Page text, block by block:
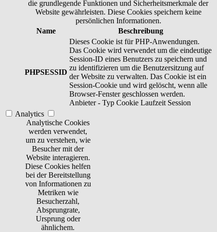
die grundlegende Funktionen und Sicherheitsmerkmale der
Website gewährleisten. Diese Cookies speichern keine
persönlichen Informationen.
Name
Beschreibung
PHPSESSID
Dieses Cookie ist für PHP-Anwendungen.
Das Cookie wird verwendet um die eindeutige
Session-ID eines Benutzers zu speichern und
zu identifizieren um die Benutzersitzung auf
der Website zu verwalten. Das Cookie ist ein
Session-Cookie und wird gelöscht, wenn alle
Browser-Fenster geschlossen werden.
Anbieter - Typ Cookie Laufzeit Session
Analytics
Analytische Cookies
werden verwendet,
um zu verstehen, wie
Besucher mit der
Website interagieren.
Diese Cookies helfen
bei der Bereitstellung
von Informationen zu
Metriken wie
Besucherzahl,
Absprungrate,
Ursprung oder
ähnlichem.